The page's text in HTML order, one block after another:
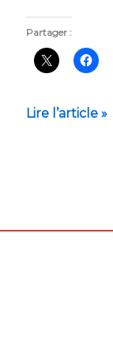
Partager :
1er
septembre
2026
Lire l’article »